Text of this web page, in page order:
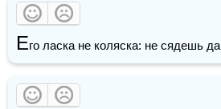
Его ласка не коляска: не сядешь